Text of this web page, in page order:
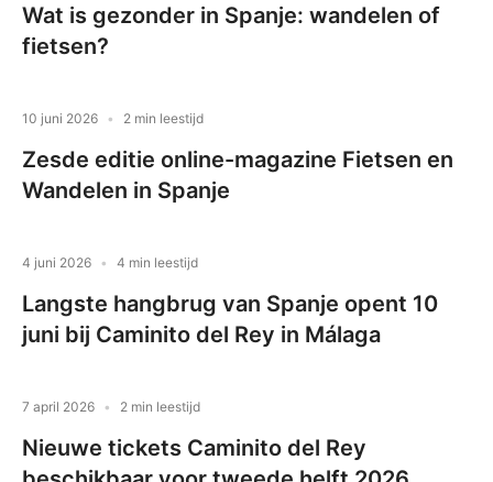
Wat is gezonder in Spanje: wandelen of
fietsen?
10 juni 2026 2 min leestijd
Zesde editie online-magazine Fietsen en
Wandelen in Spanje
4 juni 2026 4 min leestijd
Langste hangbrug van Spanje opent 10
juni bij Caminito del Rey in Málaga
7 april 2026 2 min leestijd
Nieuwe tickets Caminito del Rey